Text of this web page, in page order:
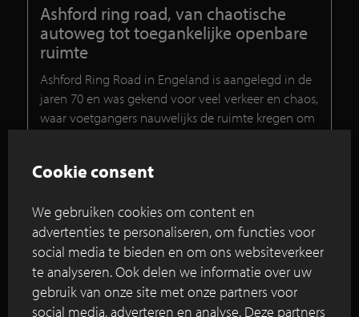
Ashford ring road, van chaotische
autoweg tot toegankelijke openbare
ruimte
Ashford Ring Road in Engeland is aangelegd in de
jaren 70 en was gekend voor veel verkeer en chaos,
waar voetgangers nauwelijks de ruimte kregen om
overheersend verkeer en de chaos reduceren en
Lees verder
De herinrichting van het Orlyplein als
Cookie consent
We gebruiken cookies om content en
advertenties te personaliseren, om functies voor
social media te bieden en om ons websiteverkeer
te analyseren. Ook delen we informatie over uw
gebruik van onze site met onze partners voor
social media, adverteren en analyse. Deze partners